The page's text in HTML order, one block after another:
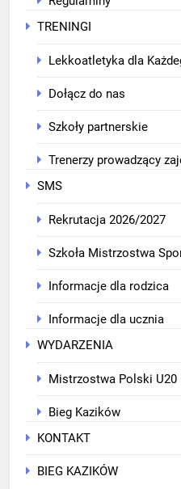
TRENINGI
Lekkoatletyka dla
Dołącz do nas
Szkoły partnerskie
Trenerzy prowadzący
SMS
Rekrutacja 2026/2027
Szkoła Mistrzostwa
Informacje dla rodzica
Informacje dla ucznia
WYDARZENIA
Mistrzostwa Polski U20
Bieg Kazików
KONTAKT
BIEG KAZIKÓW